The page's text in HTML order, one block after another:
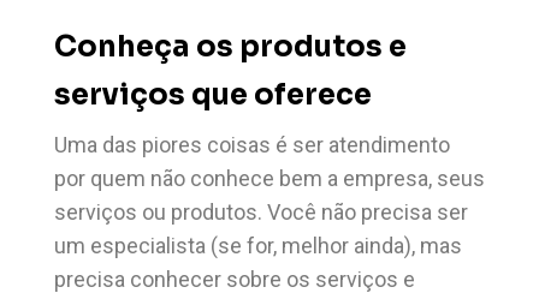
Conheça os produtos e
serviços que oferece
Uma das piores coisas é ser atendimento
por quem não conhece bem a empresa, seus
serviços ou produtos. Você não precisa ser
um especialista (se for, melhor ainda), mas
precisa conhecer sobre os serviços e